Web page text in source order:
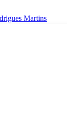
Martins